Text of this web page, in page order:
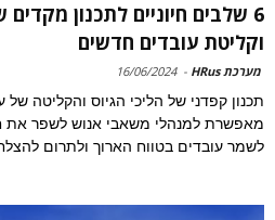
6 שלבים חיוניים לתכנון מקדים
וקליטת עובדים חדשים
מערכת HRus -
16/06/2024
תכנון קפדני של הליכי הגיוס והקליטה
מאפשרת למנהלי משאבי אנוש לשפר את
לשמר עובדים בטווח הארוך ולתרום